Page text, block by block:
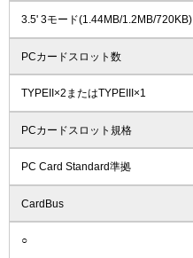
3.5' 3モード(1.44MB/1.2MB/720KB)
PCカードスロット数
TYPEII×2またはTYPEIII×1
PCカードスロット規格
PC Card Standard準拠
CardBus
○